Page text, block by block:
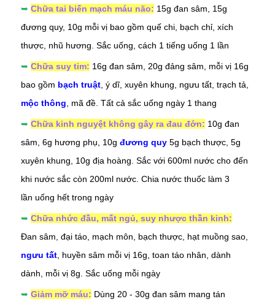
➥ Chữa tai biến mạch máu não: 15g đan sâm, 15g
đương quy, 10g mỗi vị bao gồm quế chi, bạch chỉ, xích
thược, nhũ hương. Sắc uống, cách 1 tiếng uống 1 lần
➥ Chữa suy tim: 16g đan sâm, 20g đảng sâm, mỗi vị 16g
bao gồm bạch truật, ý dĩ, xuyên khung, ngưu tất, trạch tả,
mộc thông, mã đề. Tất cả sắc uống ngày 1 thang
➥ Chữa kinh nguyệt không gây ra đau đớn: 10g đan
sâm, 6g hương phụ, 10g đương quy 5g bạch thược, 5g
xuyên khung, 10g địa hoàng. Sắc với 600ml nước cho đến
khi nước sắc còn 200ml nước. Chia nước thuốc làm 3
lần uống hết trong ngày
➥ Chữa nhức đầu, mất ngủ, suy nhược thần kinh:
Đan sâm, đại táo, mạch môn, bạch thược, hạt muồng sao,
ngưu tất, huyền sâm mỗi vị 16g, toan táo nhân, dành
dành, mỗi vị 8g. Sắc uống mỗi ngày
➥ Giảm mỡ máu: Dùng 20 - 30g đan sâm mang tán